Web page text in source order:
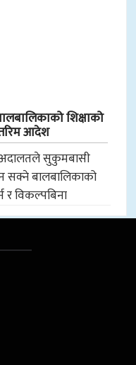
शिक्षाको
आदेश
अदालतले सुकुमबासी
सक्ने बालबालिकाको
र विकल्पबिना